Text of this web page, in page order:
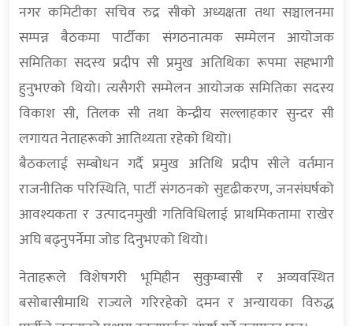
नगर कमिटीका सचिव रुद्र सीको अध्यक्षता तथा सञ्चालनमा
सम्पन्न बैठकमा पार्टीका संगठनात्मक सम्मेलन आयोजक
समितिका सदस्य प्रदीप सी प्रमुख अतिथिका रूपमा सहभागी
हुनुभएको थियो। त्यसैगरी सम्मेलन आयोजक समितिका सदस्य
विकाश सी, तिलक सी तथा केन्द्रीय सल्लाहकार सुन्दर सी
लगायत नेताहरूको आतिथ्यता रहेको थियो।
बैठकलाई सम्बोधन गर्दै प्रमुख अतिथि प्रदीप सीले वर्तमान
राजनीतिक परिस्थिति, पार्टी संगठनको सुदृढीकरण, जनसंघर्षको
आवश्यकता र उत्पादनमुखी गतिविधिलाई प्राथमिकतामा राखेर
अघि बढ्नुपर्नेमा जोड दिनुभएको थियो।
नेताहरूले विशेषगरी भूमिहीन सुकुम्बासी र अव्यवस्थित
बसोबासीमाथि राज्यले गरिरहेको दमन र अन्यायका विरुद्ध